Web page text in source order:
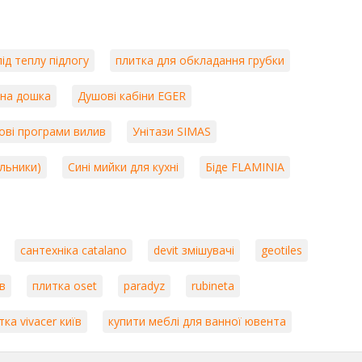
інтер'єрів, додаючи приміщенням відчуття розкоші та
технології, що дозволяє знизити негативний вплив на
над вдосконаленням процесів виробництва, щоб зробити їх
Starker – це ваш ідеальний вибір. Компанія пропонує широкий
теплу підлогу плитка для обкладання грубки
дошка Душові кабіни EGER
програми вилив Унітази SIMAS
Сині мийки для кухні Біде FLAMINIA
сантехніка catalano devit змішувачі geotiles
плитка oset paradyz rubineta
vivacer київ купити меблі для ванної ювента